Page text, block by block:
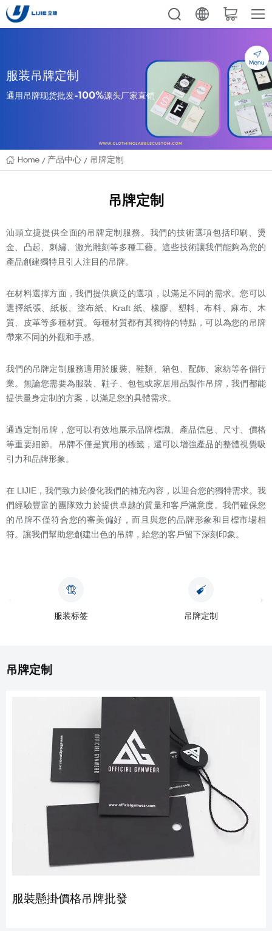
服装吊牌定制
通用吊牌现货批发-100%源头厂家直销
Home 产品中心 吊牌定制
吊牌定制
汕頭立捷提供全面的吊牌定制服務。我們的技術選項包括印刷、燙
金、凸起、刺繡、激光雕刻等多種工藝。這些技術讓我們能夠為您的
產品創建獨特且引人注目的吊牌。
在材料選擇方面，我們提供廣泛的選項，以滿足不同的需求。您可以
選擇紙張、紙板、塗布紙、Kraft 紙、橡膠、塑料、布料、麻布、木
質、皮革等多種材質。每種材質都有其獨特的特點，可以為您的吊牌
帶來不同的外觀和手感。
我們的吊牌定制服務適用於服裝、鞋類、箱包、配飾、家紡等各個行
業。無論您需要為服裝、鞋子、包包或家居用品製作吊牌，我們都能
提供量身定制的方案，以滿足您的具體需求。
通過定制吊牌，您可以有效地展示品牌標識、產品信息、尺寸、價格
等重要細節。吊牌不僅是實用的標籤，還可以增強產品的整體視覺吸
引力和品牌形象。
在 LIJIE，我們致力於優化我們的補充內容，以迎合您的獨特需求。我
們經驗豐富的團隊致力於提供卓越的質量和客戶滿意度。我們確保您
的吊牌不僅符合您的審美偏好，而且與您的品牌形象和目標市場相
符。讓我們幫助您創建出色的吊牌，給您的客戶留下深刻印象。
服装标签 吊牌定制
吊牌定制
服裝懸掛價格吊牌批發
Menu